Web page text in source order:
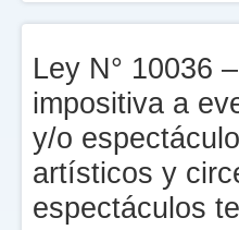
Ley N° 10036
impositiva a
y/o
artísticos y
espectáculos